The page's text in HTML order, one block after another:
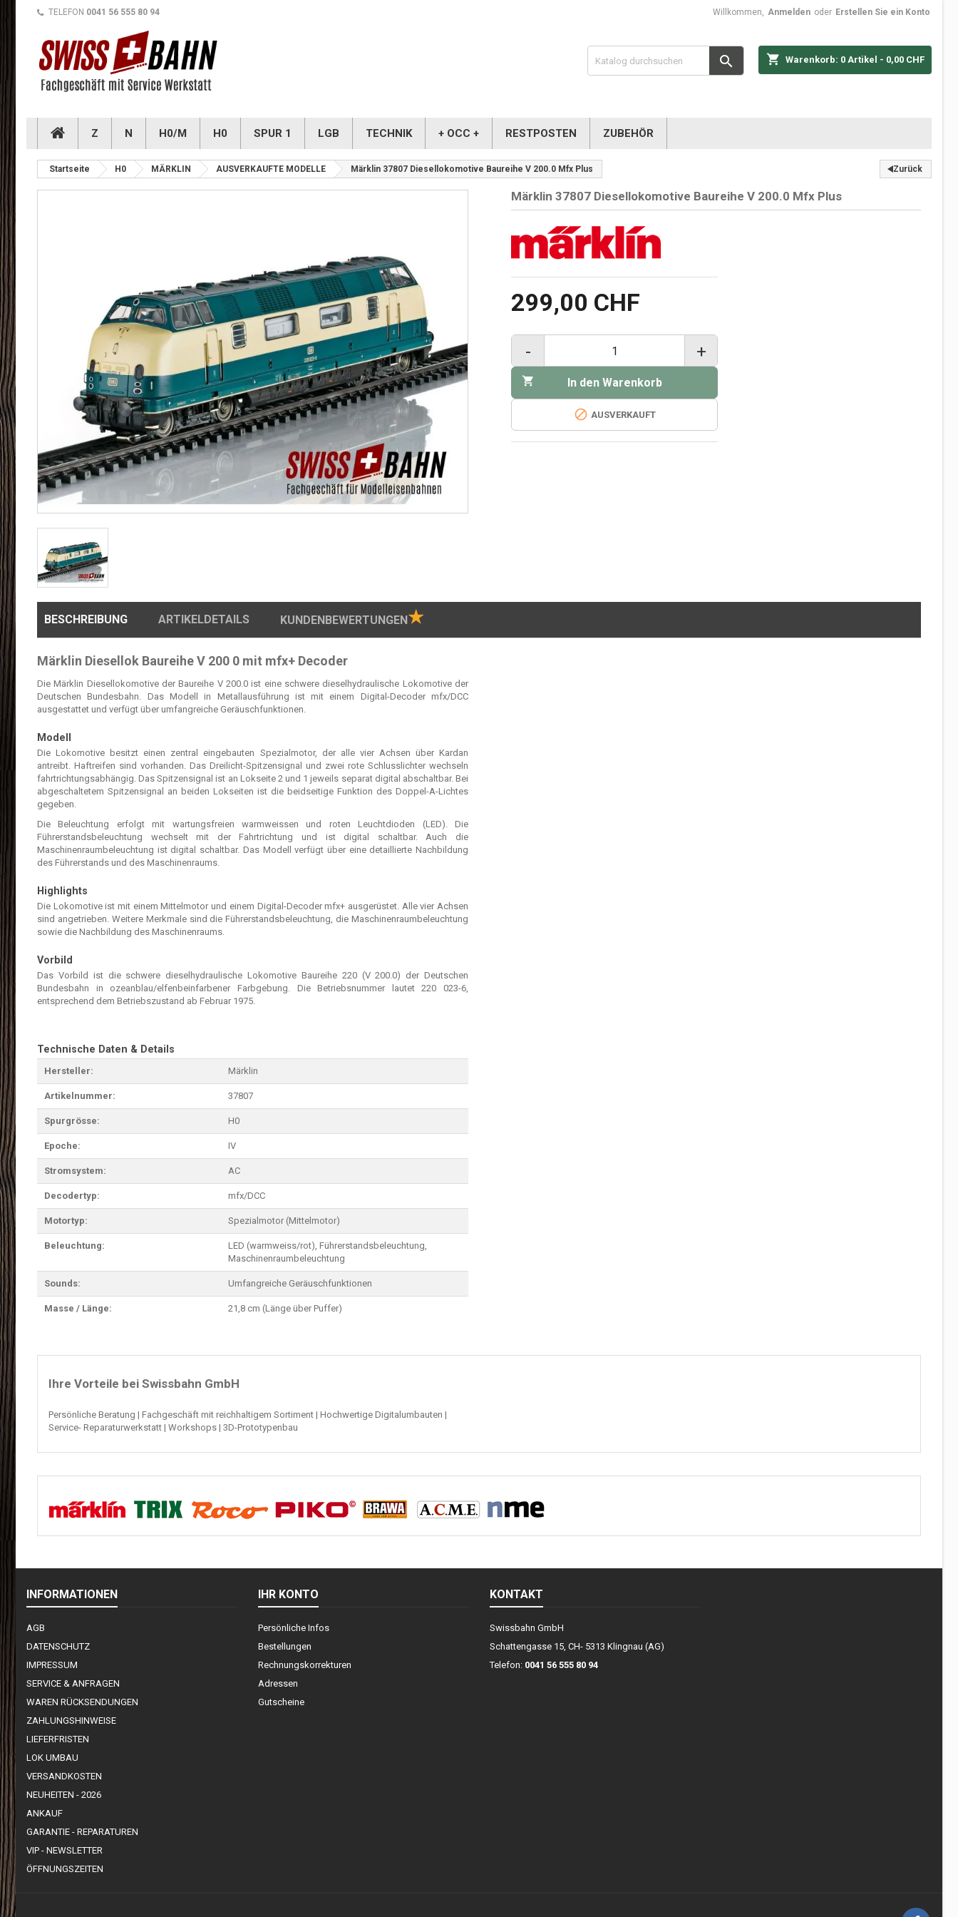
TELEFON 0041 56 555 80 94 Willkommen, Anmelden oder Erstellen Sie ein Konto
shopping_cart Warenkorb: 0 Artikel - 0,00 CHF

Z N H0/M H0 SPUR 1 LGB TECHNIK + OCC + RESTPOSTEN ZUBEHÖR
Startseite H0 MÄRKLIN AUSVERKAUFTE MODELLE Märklin 37807 Diesellokomotive Baureihe V 200.0 Mfx Plus Zurück
Märklin 37807 Diesellokomotive Baureihe V 200.0 Mfx Plus
299,00 CHF
- +
 In den Warenkorb
 AUSVERKAUFT
BESCHREIBUNG ARTIKELDETAILS KUNDENBEWERTUNGEN★
Märklin Diesellok Baureihe V 200 0 mit mfx+ Decoder
Die Märklin Diesellokomotive der Baureihe V 200.0 ist eine schwere dieselhydraulische Lokomotive der
Deutschen Bundesbahn. Das Modell in Metallausführung ist mit einem Digital-Decoder mfx/DCC
ausgestattet und verfügt über umfangreiche Geräuschfunktionen.
Modell
Die Lokomotive besitzt einen zentral eingebauten Spezialmotor, der alle vier Achsen über Kardan
antreibt. Haftreifen sind vorhanden. Das Dreilicht-Spitzensignal und zwei rote Schlusslichter wechseln
fahrtrichtungsabhängig. Das Spitzensignal ist an Lokseite 2 und 1 jeweils separat digital abschaltbar. Bei
abgeschaltetem Spitzensignal an beiden Lokseiten ist die beidseitige Funktion des Doppel-A-Lichtes
gegeben.
Die Beleuchtung erfolgt mit wartungsfreien warmweissen und roten Leuchtdioden (LED). Die
Führerstandsbeleuchtung wechselt mit der Fahrtrichtung und ist digital schaltbar. Auch die
Maschinenraumbeleuchtung ist digital schaltbar. Das Modell verfügt über eine detaillierte Nachbildung
des Führerstands und des Maschinenraums.
Highlights
Die Lokomotive ist mit einem Mittelmotor und einem Digital-Decoder mfx+ ausgerüstet. Alle vier Achsen
sind angetrieben. Weitere Merkmale sind die Führerstandsbeleuchtung, die Maschinenraumbeleuchtung
sowie die Nachbildung des Maschinenraums.
Vorbild
Das Vorbild ist die schwere dieselhydraulische Lokomotive Baureihe 220 (V 200.0) der Deutschen
Bundesbahn in ozeanblau/elfenbeinfarbener Farbgebung. Die Betriebsnummer lautet 220 023-6,
entsprechend dem Betriebszustand ab Februar 1975.
Technische Daten & Details
Hersteller: Märklin
Artikelnummer: 37807
Spurgrösse: H0
Epoche: IV
Stromsystem: AC
Decodertyp: mfx/DCC
Motortyp: Spezialmotor (Mittelmotor)
Beleuchtung:
LED (warmweiss/rot), Führerstandsbeleuchtung,
Maschinenraumbeleuchtung
Sounds: Umfangreiche Geräuschfunktionen
Masse / Länge: 21,8 cm (Länge über Puffer)
Ihre Vorteile bei Swissbahn GmbH
Persönliche Beratung | Fachgeschäft mit reichhaltigem Sortiment | Hochwertige Digitalumbauten |
Service- Reparaturwerkstatt | Workshops | 3D-Prototypenbau
INFORMATIONEN
AGB
DATENSCHUTZ
IMPRESSUM
SERVICE & ANFRAGEN
WAREN RÜCKSENDUNGEN
ZAHLUNGSHINWEISE
LIEFERFRISTEN
LOK UMBAU
VERSANDKOSTEN
NEUHEITEN - 2026
ANKAUF
GARANTIE - REPARATUREN
VIP - NEWSLETTER
ÖFFNUNGSZEITEN
IHR KONTO
Persönliche Infos
Bestellungen
Rechnungskorrekturen
Adressen
Gutscheine
KONTAKT
Swissbahn GmbH
Schattengasse 15, CH- 5313 Klingnau (AG)
Telefon: 0041 56 555 80 94